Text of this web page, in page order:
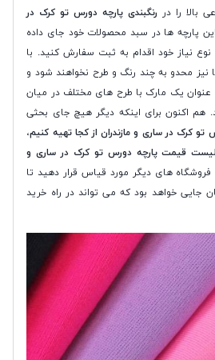
بالا را در رنگبندی پارچه دورس تو کرک در
پارچه ها در سبد محصولات خود جای داده
نوع نیاز خود اقدام به ثبت سفارش کنید. با
نیز محدو به چند رنگ و طرح نخواهند شود و
عنوان یک مارک با طرح های مختلف در میان
هم اکنون برای اینکه دیگر هیچ جای بحثی
تو کرک در ساری و مازندران از کجا تهیه کنیم،
لیست قیمت پارچه دورس تو کرک در ساری و
فروشگاه های دیگر مورد قیاس قرار دهید تا
جایی خواهد بود که می تواند در راه خرید